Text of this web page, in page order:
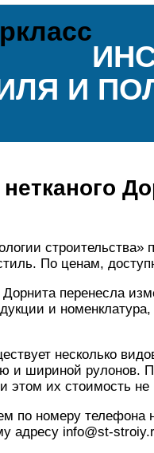
И
строительства»
По ценам,
Дорнита перенесла
и
несколько
и шириной рулонов.
этом их стоимость
по номеру телефона
адресу info@st-